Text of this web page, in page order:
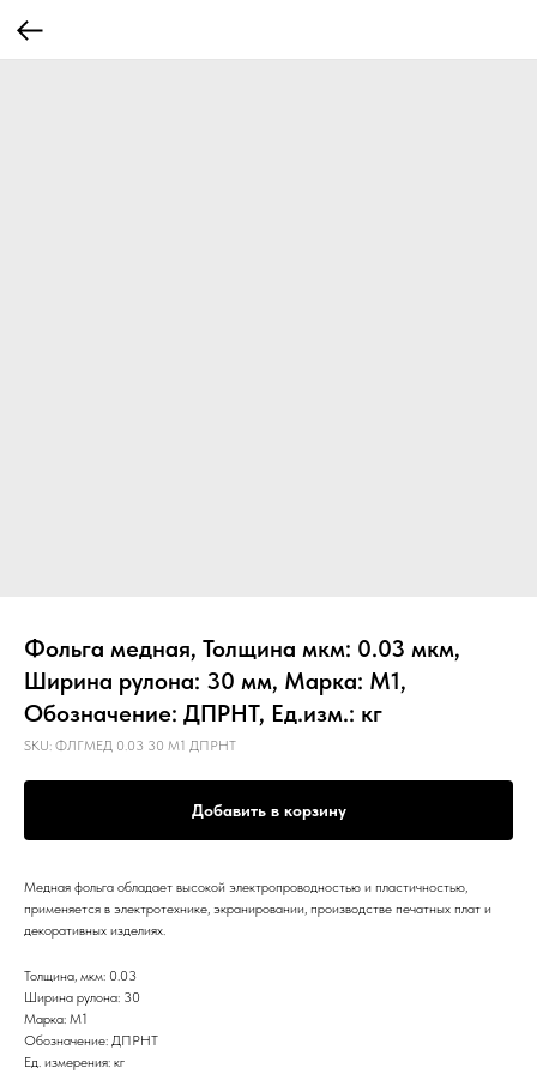
Фольга медная, Толщина мкм: 0.03 мкм,
Ширина рулона: 30 мм, Марка: М1,
Обозначение: ДПРНТ, Ед.изм.: кг
SKU: ФЛГМЕД 0.03 30 М1 ДПРНТ
Добавить в корзину
Медная фольга обладает высокой электропроводностью и пластичностью,
применяется в электротехнике, экранировании, производстве печатных плат и
декоративных изделиях.
Толщина, мкм: 0.03
Ширина рулона: 30
Марка: М1
Обозначение: ДПРНТ
Ед. измерения: кг